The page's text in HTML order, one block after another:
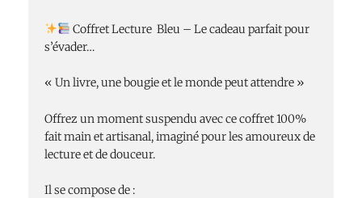
Coffret Lecture Bleu – Le cadeau parfait pour
s’évader…
« Un livre, une bougie et le monde peut attendre »
Offrez un moment suspendu avec ce coffret 100%
fait main et artisanal, imaginé pour les amoureux de
lecture et de douceur.
Il se compose de :